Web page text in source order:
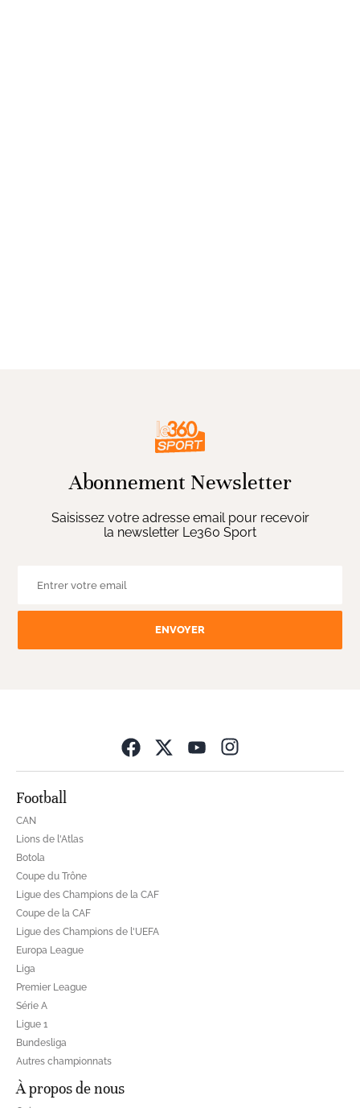
Abonnement Newsletter
Saisissez votre adresse email pour recevoir
Opens in new
Football
CAN
Lions de l'Atlas
Botola
Coupe du Trône
Ligue des Champions de la CAF
Coupe de la CAF
Ligue des Champions de l'UEFA
Europa League
Liga
Premier League
Série A
Ligue 1
Bundesliga
Autres championnats